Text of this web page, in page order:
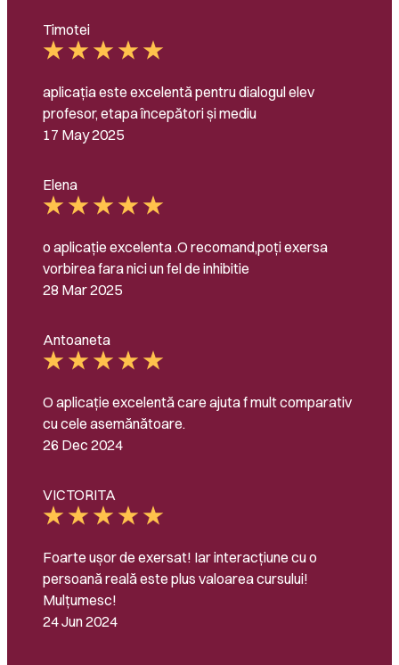
Timotei
aplicația este excelentă pentru dialogul elev
profesor, etapa începători și mediu
17 May 2025
Elena
o aplicație excelenta .O recomand,poți exersa
vorbirea fara nici un fel de inhibitie
28 Mar 2025
Antoaneta
O aplicație excelentă care ajuta f mult comparativ
cu cele asemănătoare.
26 Dec 2024
VICTORITA
Foarte ușor de exersat! Iar interacțiune cu o
persoană reală este plus valoarea cursului!
Mulțumesc!
24 Jun 2024